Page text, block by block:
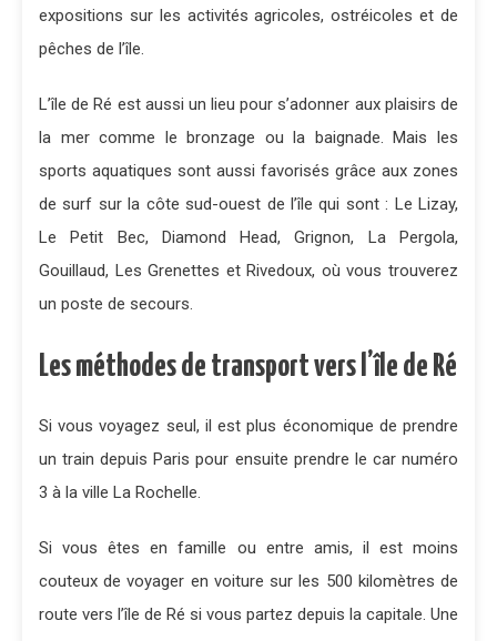
expositions sur les activités agricoles, ostréicoles et de
pêches de l’île.
L’île de Ré est aussi un lieu pour s’adonner aux plaisirs de
la mer comme le bronzage ou la baignade. Mais les
sports aquatiques sont aussi favorisés grâce aux zones
de surf sur la côte sud-ouest de l’île qui sont : Le Lizay,
Le Petit Bec, Diamond Head, Grignon, La Pergola,
Gouillaud, Les Grenettes et Rivedoux, où vous trouverez
un poste de secours.
Les méthodes de transport vers l’île de Ré
Si vous voyagez seul, il est plus économique de prendre
un train depuis Paris pour ensuite prendre le car numéro
3 à la ville La Rochelle.
Si vous êtes en famille ou entre amis, il est moins
couteux de voyager en voiture sur les 500 kilomètres de
route vers l’île de Ré si vous partez depuis la capitale. Une